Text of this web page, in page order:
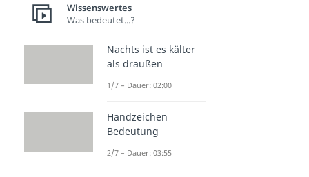
Wissenswertes
Was bedeutet...?
Nachts ist es kälter
als draußen
1/7 – Dauer: 02:00
Handzeichen
Bedeutung
2/7 – Dauer: 03:55